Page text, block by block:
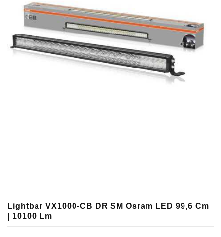
Lightbar VX1000-CB DR SM Osram LED 99,6 Cm
| 10100 Lm